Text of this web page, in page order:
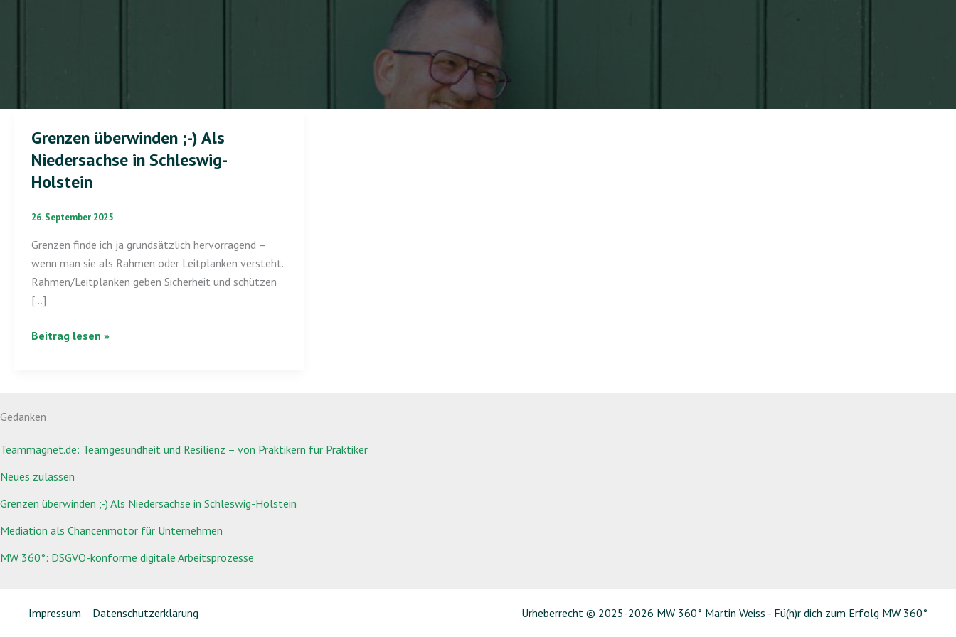
Grenzen überwinden ;-) Als
Niedersachse in Schleswig-
Holstein
26. September 2025
Grenzen finde ich ja grundsätzlich hervorragend –
wenn man sie als Rahmen oder Leitplanken versteht.
Rahmen/Leitplanken geben Sicherheit und schützen
[…]
Grenzen
überwinden
Als
Schleswig-
Holstein
Beitrag lesen »
Gedanken
Teammagnet.de: Teamgesundheit und Resilienz – von Praktikern für Praktiker
Neues zulassen
Grenzen überwinden ;-) Als Niedersachse in Schleswig-Holstein
Mediation als Chancenmotor für Unternehmen
MW 360°: DSGVO-konforme digitale Arbeitsprozesse
Impressum Datenschutzerklärung Urheberrecht © 2025-2026 MW 360° Martin Weiss - Fü(h)r dich zum Erfolg MW 360°